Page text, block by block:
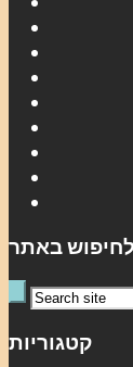
לחיפוש באתר
קטגוריות